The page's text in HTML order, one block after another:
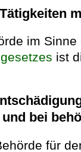
Tätigkeiten
im
ist
und bei
für